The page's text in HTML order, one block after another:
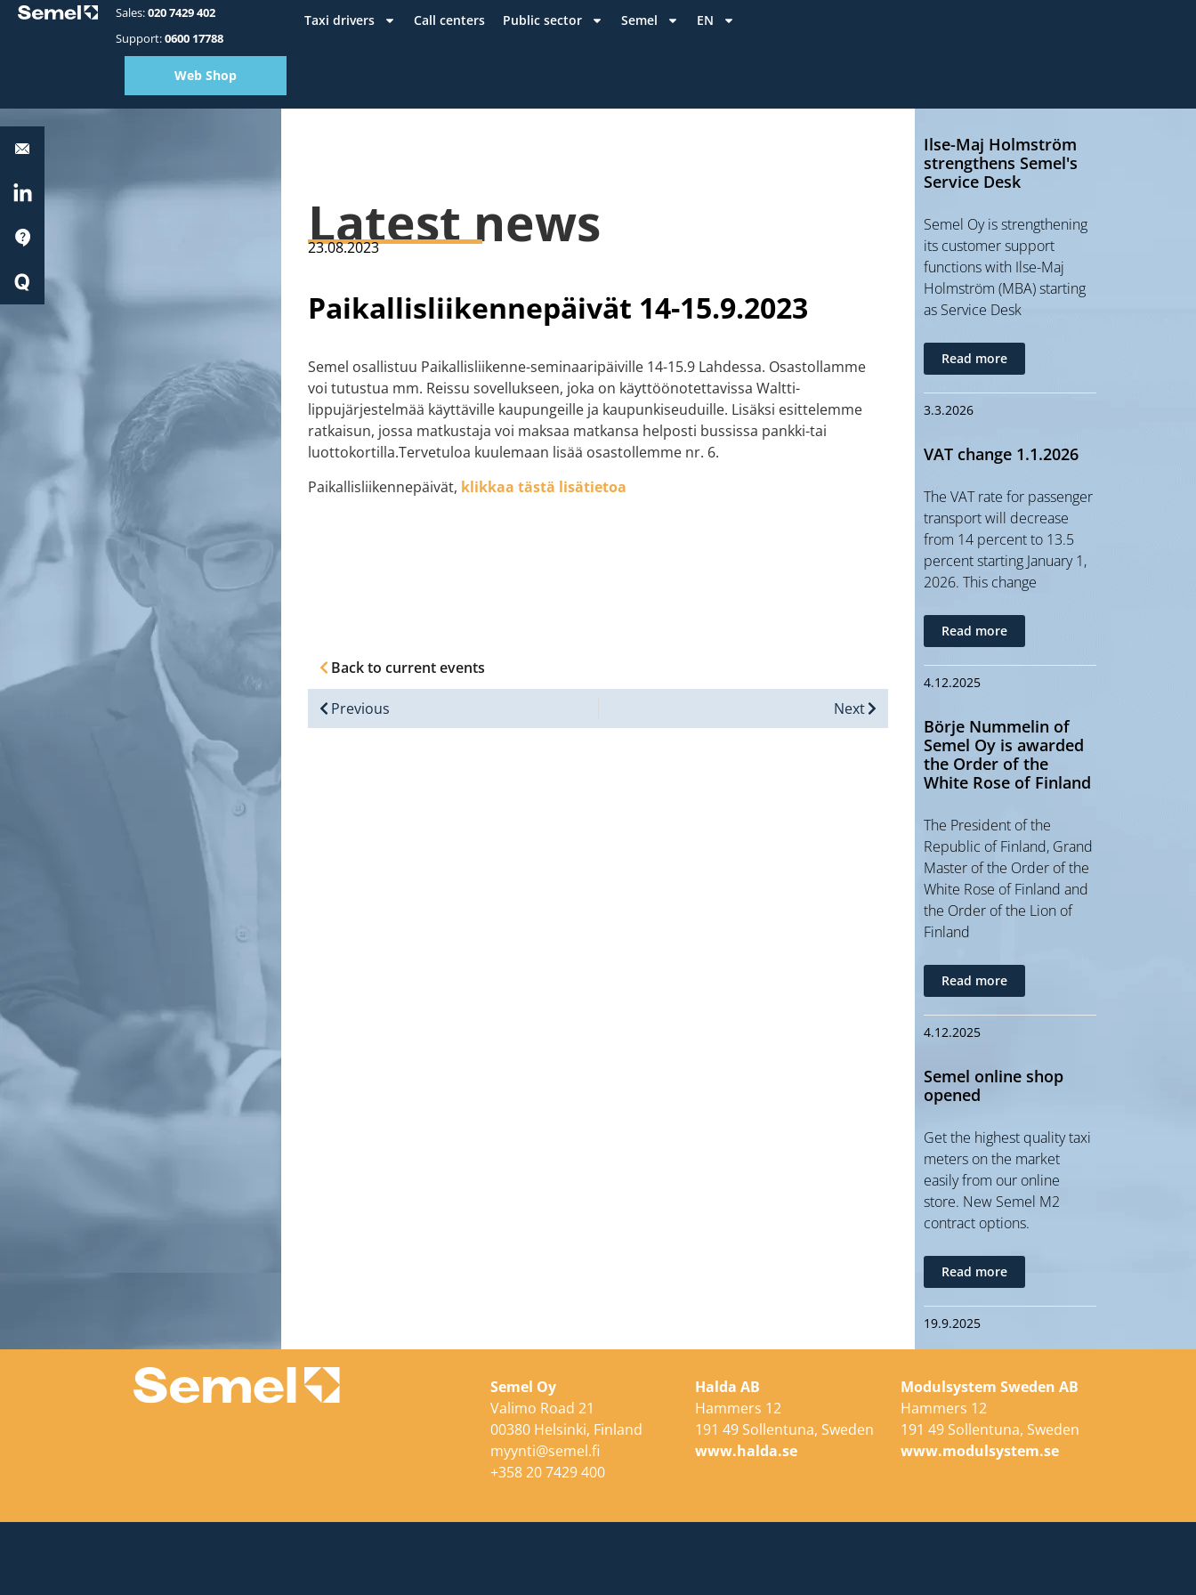
Sales:020 7429 402
Support:0600 17788
Web Shop
Taxi drivers Call centers Public sector Semel EN
LinkedIn
Start
Latest news
23.08.2023
Paikallisliikennepäivät 14-15.9.2023
Semel osallistuu Paikallisliikenne-seminaaripäiville 14-15.9 Lahdessa. Osastollamme
voi tutustua mm. Reissu sovellukseen, joka on käyttöönotettavissa Waltti-
lippujärjestelmää käyttäville kaupungeille ja kaupunkiseuduille. Lisäksi esittelemme
ratkaisun, jossa matkustaja voi maksaa matkansa helposti bussissa pankki-tai
luottokortilla.Tervetuloa kuulemaan lisää osastollemme nr. 6.
Paikallisliikennepäivät, klikkaa tästä lisätietoa
Back to current events
Previous Next
Ilse-Maj Holmström
strengthens Semel's
Service Desk
Semel Oy is strengthening
its customer support
functions with Ilse-Maj
Holmström (MBA) starting
as Service Desk
Read more
3.3.2026
VAT change 1.1.2026
The VAT rate for passenger
transport will decrease
from 14 percent to 13.5
percent starting January 1,
2026. This change
Read more
4.12.2025
Börje Nummelin of
Semel Oy is awarded
the Order of the
White Rose of Finland
The President of the
Republic of Finland, Grand
Master of the Order of the
White Rose of Finland and
the Order of the Lion of
Finland
Read more
4.12.2025
Semel online shop
opened
Get the highest quality taxi
meters on the market
easily from our online
store. New Semel M2
contract options.
Read more
19.9.2025
Semel Oy
Valimo Road 21
00380 Helsinki, Finland
myynti@semel.fi
+358 20 7429 400
Halda AB
Hammers 12
191 49 Sollentuna, Sweden
www.halda.se
Modulsystem Sweden AB
Hammers 12
191 49 Sollentuna, Sweden
www.modulsystem.se